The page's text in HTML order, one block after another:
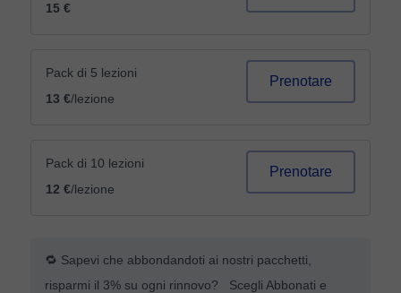
15 €
Pack di 5 lezioni
13 €/lezione
Prenotare
Pack di 10 lezioni
12 €/lezione
Prenotare
🔁 Sapevi che abbondandoti ai nostri pacchetti,
risparmi il 3% su ogni rinnovo? Scegli Abbonati e